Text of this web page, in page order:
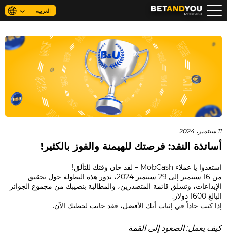
من نحن
الأسئلة الأكثر شيوعًا
الأخبار
FAQ
جهات الاتصال
العربية
11 سبتمبر، 2024
أساتذة النقد: فرصتك للهيمنة والفوز بالكثير!
استعدوا يا عملاء MobCash – لقد حان وقتك للتألق!
من 16 سبتمبر إلى 29 سبتمبر 2024، تدور هذه البطولة حول تحقيق
الإيداعات، وتسلق قائمة المتصدرين، والمطالبة بنصيبك من مجموع الجوائز
البالغ 1600 دولار.
إذا كنت جاداً في إثبات أنك الأفضل، فقد حانت لحظتك الآن.
كيف يعمل: الصعود إلى القمة